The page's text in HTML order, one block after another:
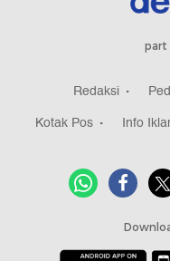
Redaksi
Kotak Pos
Info